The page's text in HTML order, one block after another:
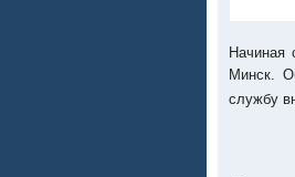
Начиная
Минск.
службу